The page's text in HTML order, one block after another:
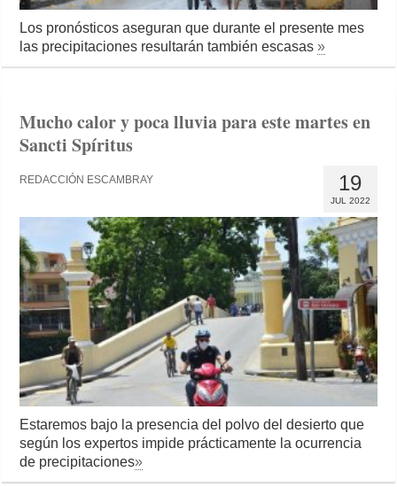
Los pronósticos aseguran que durante el presente mes
las precipitaciones resultarán también escasas»
Mucho calor y poca lluvia para este martes en
Sancti Spíritus
19
JUL 2022
REDACCIÓN ESCAMBRAY
Estaremos bajo la presencia del polvo del desierto que
según los expertos impide prácticamente la ocurrencia
de precipitaciones»